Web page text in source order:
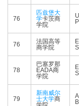
76
匹兹堡大
学卡茨商
学院
76
法国高等
商学院
78
巴塞罗那
EADA商
学院
79
新南威尔
士大学商